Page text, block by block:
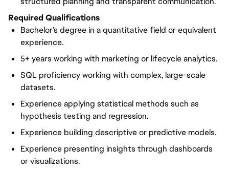
Required Qualifications
Bachelor’s degree in a quantitative field or equivalent
experience.
5+ years working with marketing or lifecycle analytics.
SQL proficiency working with complex, large-scale
datasets.
Experience applying statistical methods such as
hypothesis testing and regression.
Experience building descriptive or predictive models.
Experience presenting insights through dashboards
or visualizations.